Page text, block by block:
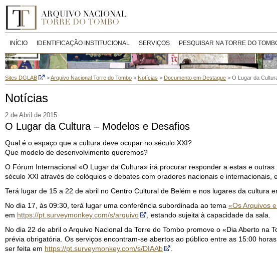
INÍCIO IDENTIFICAÇÃO INSTITUCIONAL SERVIÇOS PESQUISAR NA TORRE DO
Sites DGLAB >Arquivo Nacional Torre do Tombo > Notícias > Documento em Destaque > O Lugar da
Notícias
2 de Abril de 2015
O Lugar da Cultura – Modelos e Desafios
Qual é o espaço que a cultura deve ocupar no século XXI?
Que modelo de desenvolvimento queremos?
O Fórum Internacional «O Lugar da Cultura» irá procurar responder a estas e
século XXI através de colóquios e debates com oradores nacionais e internacionais,
Terá lugar de 15 a 22 de abril no Centro Cultural de Belém e nos lugares da cultura
No dia 17, às 09:30, terá lugar uma conferência subordinada ao tema «Os Arquivos
em https://pt.surveymonkey.com/s/arquivo
, estando sujeita à capacidade da sala.
No dia 22 de abril o Arquivo Nacional da Torre do Tombo promove o «Dia Aberto
prévia obrigatória. Os serviços encontram-se abertos ao público entre as 15:00
ser feita em https://pt.surveymonkey.com/s/DIAAb